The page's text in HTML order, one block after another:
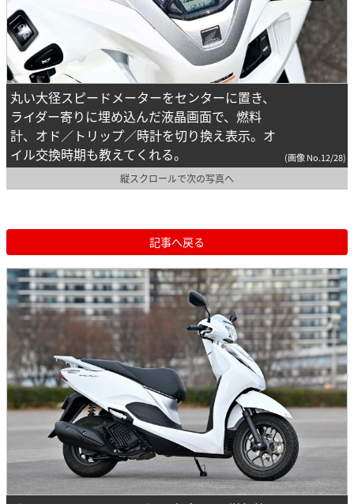
丸い大径スピードメーターをセンターに置き、
ライダー寄りに埋め込んだ液晶画面で、燃料
計、オド／トリップ／時計を切り換え表示。オ
イル交換時期も教えてくれる。
(画像 No.12/28)
縦スクロールで次の写真へ
記事へ戻る